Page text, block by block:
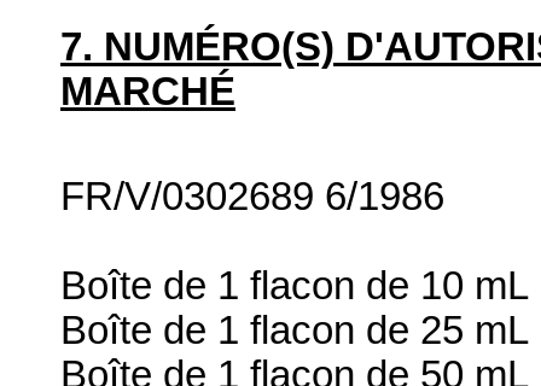
7. NUMÉRO(S)
MARCHÉ
FR/V/0302689 6/1986
Boîte de 1 flacon de 10 mL
Boîte de 1 flacon de 25 mL
Boîte de 1 flacon de 50 mL